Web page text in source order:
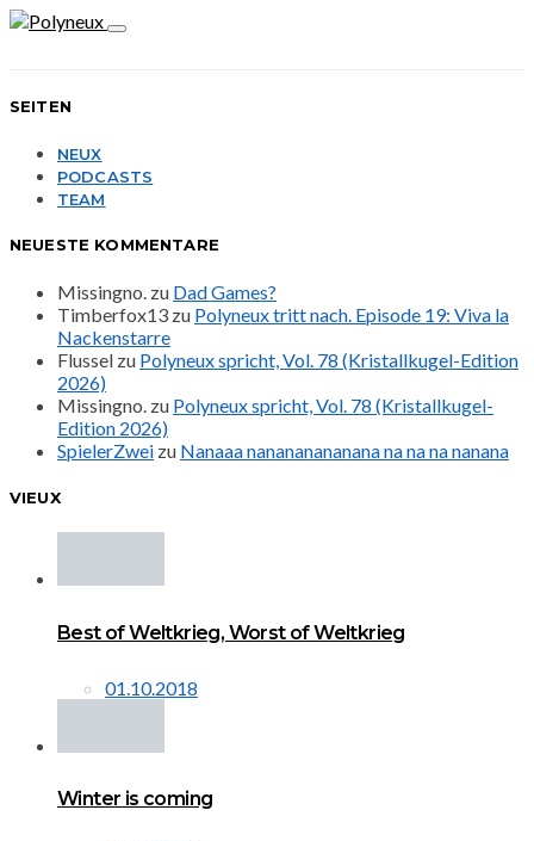
SEITEN
NEUX
PODCASTS
TEAM
NEUESTE KOMMENTARE
Missingno. zu Dad Games?
Timberfox13 zu Polyneux tritt nach. Episode 19: Viva la
Nackenstarre
Flussel zu Polyneux spricht, Vol. 78 (Kristallkugel-Edition
2026)
Missingno. zu Polyneux spricht, Vol. 78 (Kristallkugel-
Edition 2026)
SpielerZwei zu Nanaaa nanananananana na na na nanana
VIEUX
Best of Weltkrieg, Worst of Weltkrieg
01.10.2018
Winter is coming